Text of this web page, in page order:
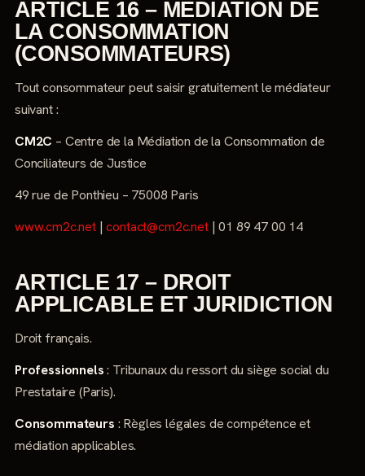
ARTICLE 16 – MÉDIATION DE
LA CONSOMMATION
(CONSOMMATEURS)
Tout consommateur peut saisir gratuitement le médiateur
suivant :
CM2C – Centre de la Médiation de la Consommation de
Conciliateurs de Justice
49 rue de Ponthieu – 75008 Paris
www.cm2c.net|contact@cm2c.net| 01 89 47 00 14
ARTICLE 17 – DROIT
APPLICABLE ET JURIDICTION
Droit français.
Professionnels: Tribunaux du ressort du siège social du
Prestataire (Paris).
Consommateurs : Règles légales de compétence et
médiation applicables.